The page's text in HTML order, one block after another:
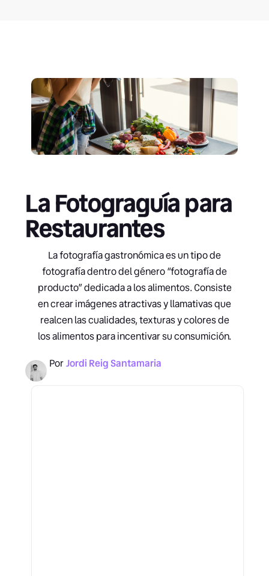
La Fotograguía para
Restaurantes
La fotografía gastronómica es un tipo de
fotografía dentro del género “fotografía de
producto” dedicada a los alimentos. Consiste
en crear imágenes atractivas y llamativas que
realcen las cualidades, texturas y colores de
los alimentos para incentivar su consumición.
PorJordi Reig Santamaria